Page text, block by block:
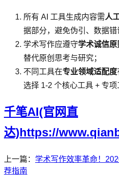
所有 AI 工具生成内容需人
据部分，避免伪引、数据错
学术写作应遵守学术诚信原
替代原创思考与研究；
不同工具在专业领域适配度
选择 1-2 个核心工具 + 专项
千笔AI(官网直
达)https://
上一篇： 学术写作效率革命！
荐指南